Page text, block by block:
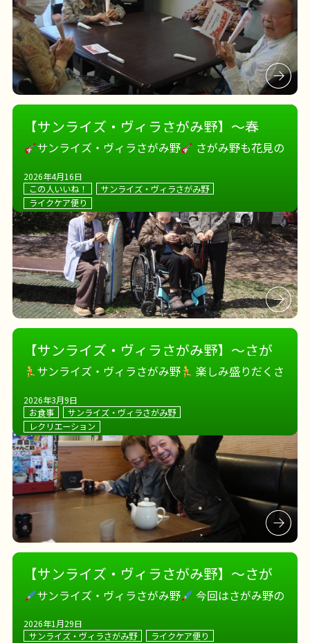
【サンライズ・ヴィラさがみ野】～春
だ！花見だ！満開だ～
～
サンライズ・ヴィラさがみ野
さがみ野も花見の
見スポットがたくさん！ 色んな場所でパシャリ！パ
シャリ
皆さんいい笑顔
地域のお祭りにも参加
施設長のギター演奏でお祭 […]
2026年4月16日
この人いいね！
サンライズ・ヴィラさがみ野
ライクケア便り
【サンライズ・ヴィラさがみ野】～さが
み野の日常 その②
～
サンライズ・ヴィラさがみ野
楽しみ盛りだくさ
職員と一緒にお買い物同行～ 買い物途中に見える
お花の成長も日々の楽しみの一つです
トも定期的に実施中です
[…]
2026年3月9日
お食事
サンライズ・ヴィラさがみ野
レクリエーション
【サンライズ・ヴィラさがみ野】～さが
み野の1月に迫る
～
サンライズ・ヴィラさがみ野
今回はさがみ野の
音楽に合わせて身体を動かしていきます
2026年1月29日
サンライズ・ヴィラさがみ野 ライクケア便り